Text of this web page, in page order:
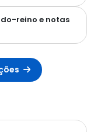
reino e notas